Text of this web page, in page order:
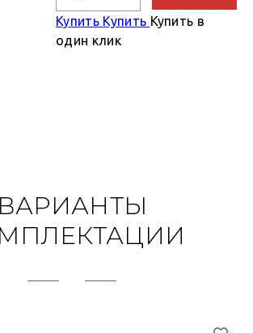
Купить Купить Купить в
один клик
ВАРИАНТЫ